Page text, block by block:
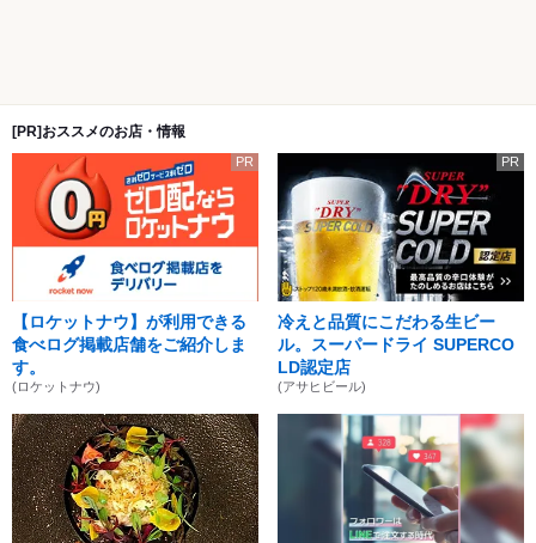
[PR]おススメのお店・情報
PR
【ロケットナウ】が利用できる
食べログ掲載店舗をご紹介しま
す。
(ロケットナウ)
PR
冷えと品質にこだわる生ビー
ル。スーパードライ SUPERCO
LD認定店
(アサヒビール)